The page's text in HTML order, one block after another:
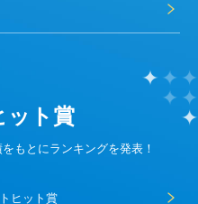
ット賞
もとにランキングを発表！
ヒット賞